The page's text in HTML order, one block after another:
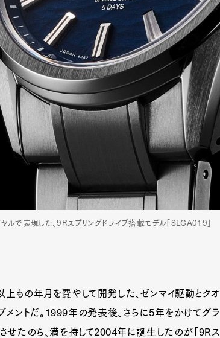
で表現した、9Rスプリングドライブ搭載モデル「SLGA019」
上もの年月を費やして開発した、ゼンマイ駆動とクオ
ントだ。1999年の発表後、さらに5年をかけてグラ
たのち、満を持して2004年に誕生したのが「9Rス